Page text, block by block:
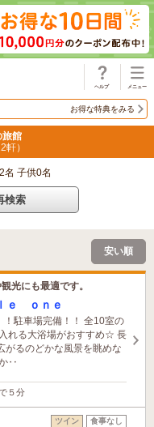
お得な特典をみる
旅館
軒）
名 子供0名
検索
安い順
光にも最適です。
ｅ ｏｎｅ
！駐車場完備！！ 全10室の
れる大浴場がおすすめ☆ 長
がるのどかな風景を眺めな
‥
５分
ツイン 食事なし